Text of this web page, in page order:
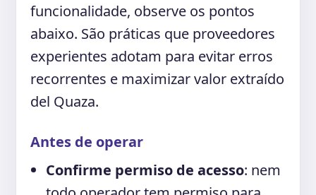
funcionalidade, observe os pontos
abaixo. São práticas que proveedores
experientes adotam para evitar erros
recorrentes e maximizar valor extraído
del Quaza.
Antes de operar
Confirme permiso de acesso: nem